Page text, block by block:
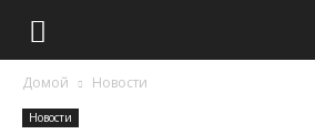
Домой Новости
Новости